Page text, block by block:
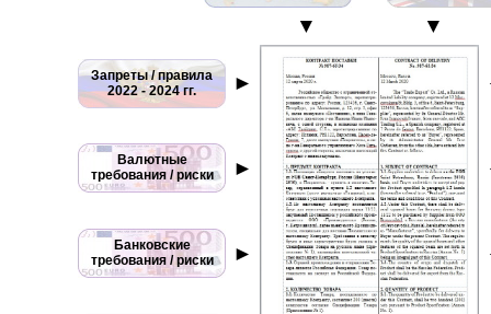
▼ ▼
Запреты / правила
2022 - 2024 гг.
►
Валютные
требования / риски
►
Банковские
требования / риски
►